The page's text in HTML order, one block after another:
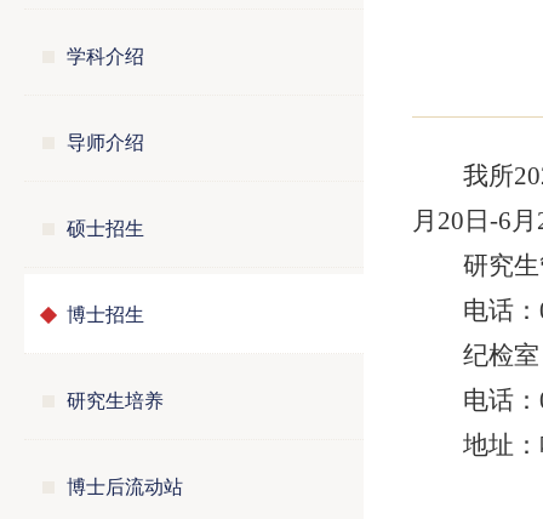
学科介绍
导师介绍
硕士招生
博士招生
研究生培养
博士后流动站
我所
月20日-6
研究
电话：
纪检室
电话
地址